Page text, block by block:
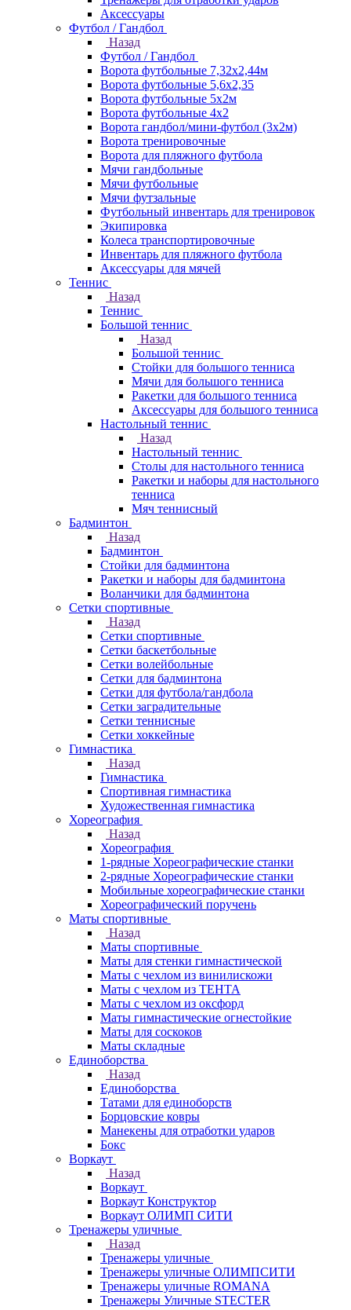
Аксессуары
Футбол / Гандбол
Назад
Футбол / Гандбол
Ворота футбольные 7,32х2,44м
Ворота футбольные 5,6х2,35
Ворота футбольные 5х2м
Ворота футбольные 4х2
Ворота гандбол/мини-футбол (3х2м)
Ворота тренировочные
Ворота для пляжного футбола
Мячи гандбольные
Мячи футбольные
Мячи футзальные
Футбольный инвентарь для тренировок
Экипировка
Колеса транспортировочные
Инвентарь для пляжного футбола
Аксессуары для мячей
Теннис
Назад
Теннис
Большой теннис
Назад
Большой теннис
Стойки для большого тенниса
Мячи для большого тенниса
Ракетки для большого тенниса
Аксессуары для большого тенниса
Настольный теннис
Назад
Настольный теннис
Столы для настольного тенниса
Ракетки и наборы для настольного
тенниса
Мяч теннисный
Бадминтон
Назад
Бадминтон
Стойки для бадминтона
Ракетки и наборы для бадминтона
Воланчики для бадминтона
Сетки спортивные
Назад
Сетки спортивные
Сетки баскетбольные
Сетки волейбольные
Сетки для бадминтона
Сетки для футбола/гандбола
Сетки заградительные
Сетки теннисные
Сетки хоккейные
Гимнастика
Назад
Гимнастика
Спортивная гимнастика
Художественная гимнастика
Хореография
Назад
Хореография
1-рядные Хореографические станки
2-рядные Хореографические станки
Мобильные хореографические станки
Хореографический поручень
Маты спортивные
Назад
Маты спортивные
Маты для стенки гимнастической
Маты с чехлом из винилискожи
Маты с чехлом из ТЕНТА
Маты с чехлом из оксфорд
Маты гимнастические огнестойкие
Маты для соскоков
Маты складные
Единоборства
Назад
Единоборства
Татами для единоборств
Борцовские ковры
Манекены для отработки ударов
Бокс
Воркаут
Назад
Воркаут
Воркаут Конструктор
Воркаут ОЛИМП СИТИ
Тренажеры уличные
Назад
Тренажеры уличные
Тренажеры уличные ОЛИМПСИТИ
Тренажеры уличные ROMANA
Тренажеры Уличные STECTER